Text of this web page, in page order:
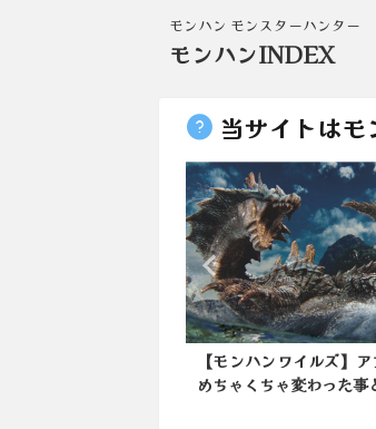
モンハン モンスターハンター
モンハンINDEX
当サイトはモ
【モンハンワイルズ】
新しい背面ボタン付き